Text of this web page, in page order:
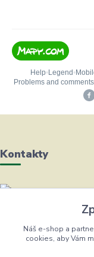
Kontakty
Helena
+420 604 711
(Po-Čt, 8-16
Náš e-shop a
cookies, aby Vám